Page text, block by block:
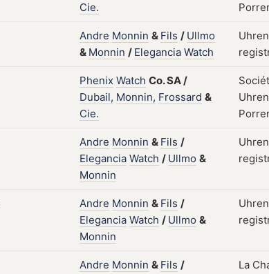
Cie.
Andre Monnin & Fils / Ullmo
& Monnin / Elegancia Watch
Phenix Watch Co.SA/
Dubail, Monnin, Frossard &
Cie.
Andre Monnin & Fils /
Elegancia Watch / Ullmo &
Monnin
Andre Monnin & Fils /
Elegancia Watch / Ullmo &
Monnin
Andre Monnin & Fils /
La